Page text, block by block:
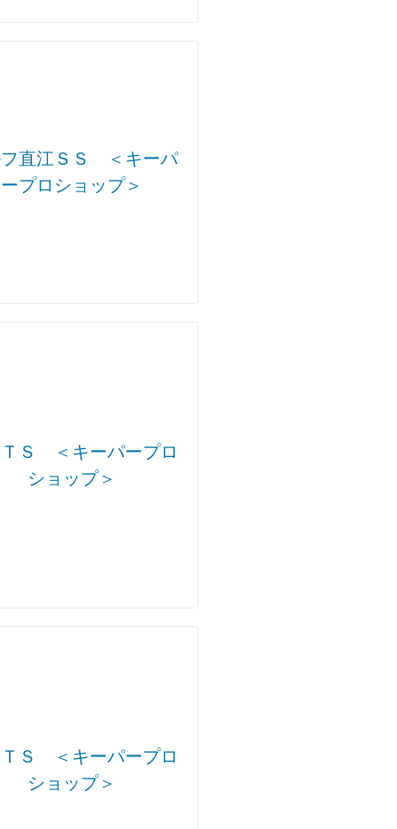
直江ＳＳ ＜キーパ
ープロショップ＞
Ｓ ＜キーパープロ
ショップ＞
Ｓ ＜キーパープロ
ショップ＞